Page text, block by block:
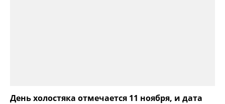
День холостяка отмечается 11 ноября, и дата